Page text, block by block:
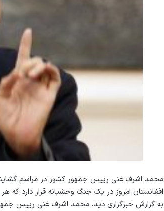
محمد اشرف غنی رییس جمهور کشور در مراسم
افغانستان امروز در یک جنگ وحشیانه قرار دارد که